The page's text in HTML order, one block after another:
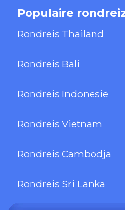
Populaire
Rondreis Thailand
Rondreis Bali
Rondreis Indonesië
Rondreis Vietnam
Rondreis Cambodja
Rondreis Sri Lanka